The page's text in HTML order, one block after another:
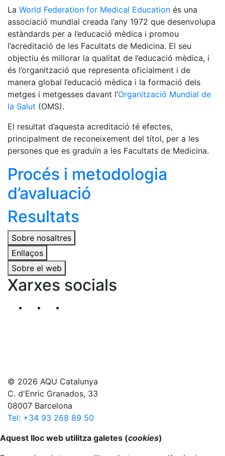
La World Federation for Medical Education és una
associació mundial creada l’any 1972 que desenvolupa
estàndards per a l’educació mèdica i promou
l’acreditació de les Facultats de Medicina. El seu
objectiu és millorar la qualitat de l’educació mèdica, i
és l’organització que representa oficialment i de
manera global l’educació mèdica i la formació dels
metges i metgesses davant l’Organització Mundial de
la Salut (OMS).
El resultat d’aquesta acreditació té efectes,
principalment de reconeixement del títol, per a les
persones que es graduïn a les Facultats de Medicina.
Procés i metodologia
d’avaluació
Resultats
Sobre nosaltres
Enllaços
Sobre el web
Xarxes socials
Segueix-nos al nostre canal de Twitter
© 2026 AQU Catalunya
C. d'Enric Granados, 33
08007 Barcelona
Tel: +34 93 268 89 50
Anar al principi
Aquest lloc web utilitza galetes (cookies)